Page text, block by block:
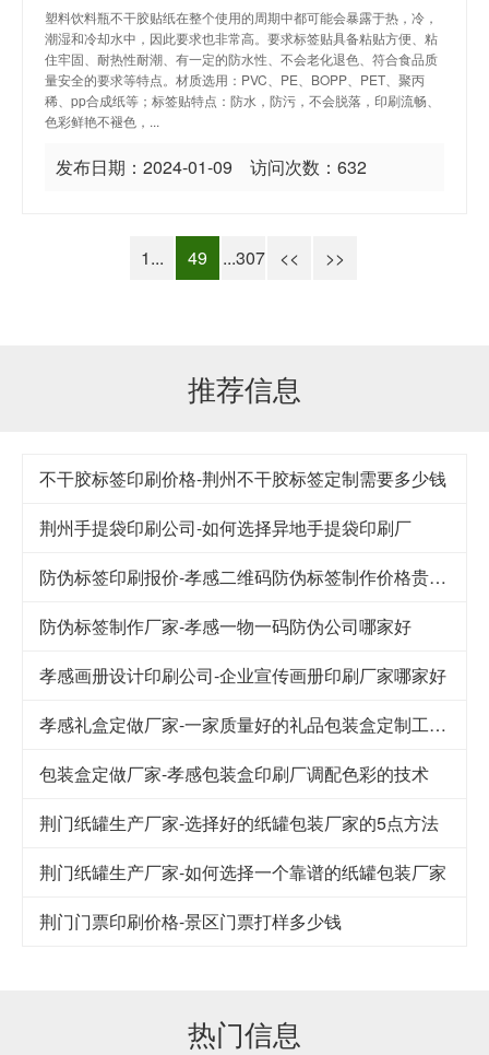
塑料饮料瓶不干胶贴纸在整个使用的周期中都可能会暴露于热，冷，
潮湿和冷却水中，因此要求也非常高。要求标签贴具备粘贴方便、粘
住牢固、耐热性耐潮、有一定的防水性、不会老化退色、符合食品质
量安全的要求等特点。材质选用：PVC、PE、BOPP、PET、聚丙
稀、pp合成纸等；标签贴特点：防水，防污，不会脱落，印刷流畅、
色彩鲜艳不褪色，...
发布日期：2024-01-09 访问次数：632
1... 49 ...307 << >>
推荐信息
不干胶标签印刷价格-荆州不干胶标签定制需要多少钱
荆州手提袋印刷公司-如何选择异地手提袋印刷厂
防伪标签印刷报价-孝感二维码防伪标签制作价格贵不贵
防伪标签制作厂家-孝感一物一码防伪公司哪家好
孝感画册设计印刷公司-企业宣传画册印刷厂家哪家好
孝感礼盒定做厂家-一家质量好的礼品包装盒定制工厂应该注意的细节
包装盒定做厂家-孝感包装盒印刷厂调配色彩的技术
荆门纸罐生产厂家-选择好的纸罐包装厂家的5点方法
荆门纸罐生产厂家-如何选择一个靠谱的纸罐包装厂家
荆门门票印刷价格-景区门票打样多少钱
热门信息